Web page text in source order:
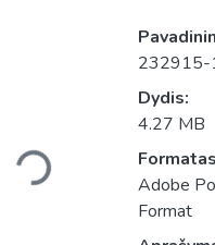
Įkeliama...
232915-
Dydis:
4.27 MB
Adobe
Format